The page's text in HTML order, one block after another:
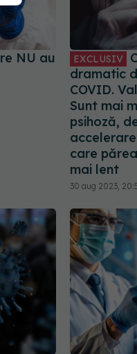
NU au
EXCLUSIV
dramatic
COVID.
Sunt mai
psihoză,
care
mai lent
30 aug 2023,